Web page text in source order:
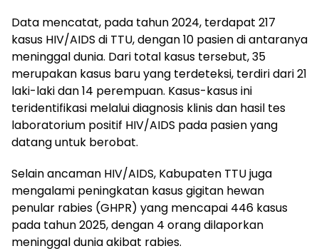
Data mencatat, pada tahun 2024, terdapat 217
kasus HIV/AIDS di TTU, dengan 10 pasien di antaranya
meninggal dunia. Dari total kasus tersebut, 35
merupakan kasus baru yang terdeteksi, terdiri dari 21
laki-laki dan 14 perempuan. Kasus-kasus ini
teridentifikasi melalui diagnosis klinis dan hasil tes
laboratorium positif HIV/AIDS pada pasien yang
datang untuk berobat.
Selain ancaman HIV/AIDS, Kabupaten TTU juga
mengalami peningkatan kasus gigitan hewan
penular rabies (GHPR) yang mencapai 446 kasus
pada tahun 2025, dengan 4 orang dilaporkan
meninggal dunia akibat rabies.